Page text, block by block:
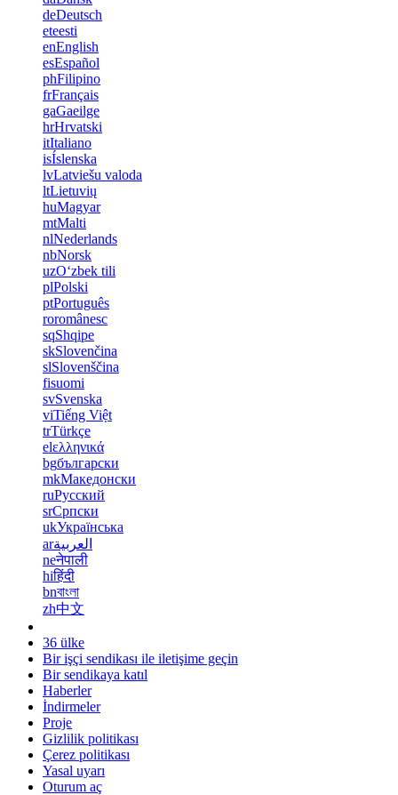
deDeutsch
eteesti
enEnglish
esEspañol
phFilipino
frFrançais
gaGaeilge
hrHrvatski
itItaliano
isÍslenska
lvLatviešu valoda
ltLietuvių
huMagyar
mtMalti
nlNederlands
nbNorsk
uzOʻzbek tili
plPolski
ptPortuguês
roromânesc
sqShqipe
skSlovenčina
slSlovenščina
fisuomi
svSvenska
viTiếng Việt
trTürkçe
elελληνικά
bgбългарски
mkМакедонски
ruРусский
srСрпски
ukУкраїнська
arالعربية
neनेपाली
hiहिंदी
bnবাংলা
zh中文
36 ülke
Bir işçi sendikası ile iletişime geçin
Bir sendikaya katıl
Haberler
İndirmeler
Proje
Gizlilik politikası
Çerez politikası
Yasal uyarı
Oturum aç